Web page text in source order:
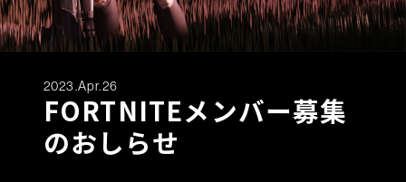
2023.Apr.26
FORTNITEメンバー募集
のおしらせ